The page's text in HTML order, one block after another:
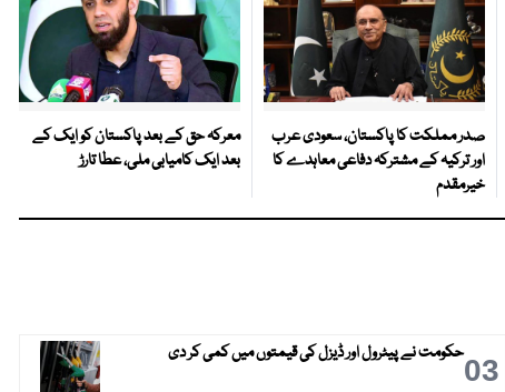
صدر مملکت کا پاکستان، سعودی عرب
اور ترکیہ کے مشترکہ دفاعی معاہدے کا
خیرمقدم
معرکہ حق کے بعد پاکستان کو ایک کے
بعد ایک کامیابی ملی، عطا تارڑ
03حکومت نے پیٹرول اور ڈیزل کی قیمتوں میں کمی کر دی